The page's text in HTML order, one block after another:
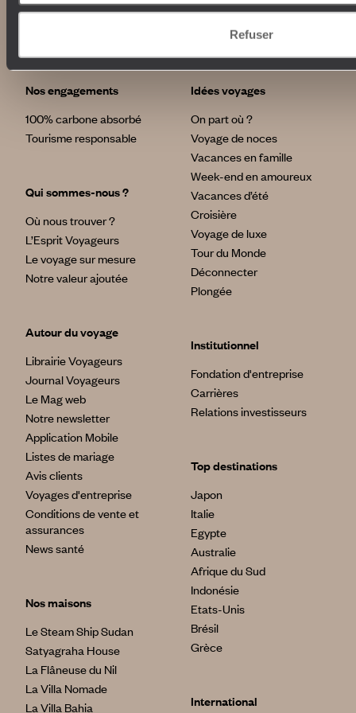
Refuser
Nos engagements
100% carbone absorbé
Tourisme responsable
Qui sommes-nous ?
Où nous trouver ?
L’Esprit Voyageurs
Le voyage sur mesure
Notre valeur ajoutée
Autour du voyage
Librairie Voyageurs
Journal Voyageurs
Le Mag web
Notre newsletter
Application Mobile
Listes de mariage
Avis clients
Voyages d'entreprise
Conditions de vente et
assurances
News santé
Nos maisons
Le Steam Ship Sudan
Satyagraha House
La Flâneuse du Nil
La Villa Nomade
La Villa Bahia
Idées voyages
On part où ?
Voyage de noces
Vacances en famille
Week-end en amoureux
Vacances d’été
Croisière
Voyage de luxe
Tour du Monde
Déconnecter
Plongée
Institutionnel
Fondation d'entreprise
Carrières
Relations investisseurs
Top destinations
Japon
Italie
Egypte
Australie
Afrique du Sud
Indonésie
Etats-Unis
Brésil
Grèce
International